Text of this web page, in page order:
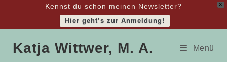
X
Kennst du schon meinen Newsletter?
Hier geht’s zur Anmeldung!
InhaltKatja Wittwer, M. A. Menü